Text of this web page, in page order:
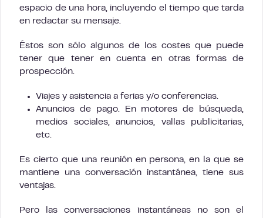
espacio de una hora, incluyendo el tiempo que tarda
en redactar su mensaje.
Éstos son sólo algunos de los costes que puede
tener que tener en cuenta en otras formas de
prospección.
Viajes y asistencia a ferias y/o conferencias.
Anuncios de pago. En motores de búsqueda,
medios sociales, anuncios, vallas publicitarias,
etc.
Es cierto que una reunión en persona, en la que se
mantiene una conversación instantánea, tiene sus
ventajas.
Pero las conversaciones instantáneas no son el